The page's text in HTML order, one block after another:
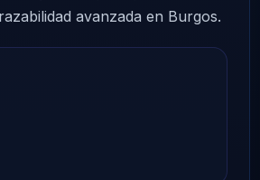
avanzada en Burgos.